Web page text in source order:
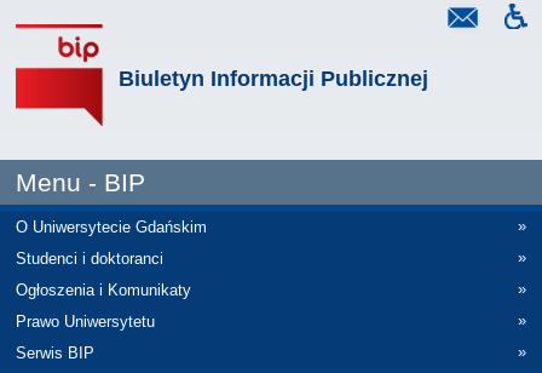
Biuletyn Informacji Publicznej
Menu - BIP
O Uniwersytecie Gdańskim
»
Studenci i doktoranci
»
Ogłoszenia i Komunikaty
»
Prawo Uniwersytetu
»
Serwis BIP
»